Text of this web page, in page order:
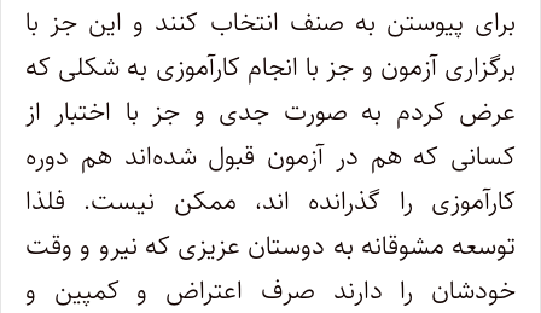
برای پیوستن به صنف انتخاب کنند و این جز با
برگزاری آزمون و جز با انجام کارآموزی به شکلی که
عرض کردم به صورت جدی و جز با اختبار از
کسانی که هم در آزمون قبول شده‌اند هم دوره
کارآموزی را گذرانده اند، ممکن نیست. فلذا
توسعه مشوقانه به دوستان عزیزی که نیرو و وقت
خودشان را دارند صرف اعتراض و کمپین و